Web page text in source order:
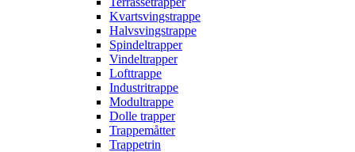
Kvartsvingstrappe
Halvsvingstrappe
Spindeltrapper
Vindeltrapper
Lofttrappe
Industritrappe
Modultrappe
Dolle trapper
Trappemåtter
Trappetrin